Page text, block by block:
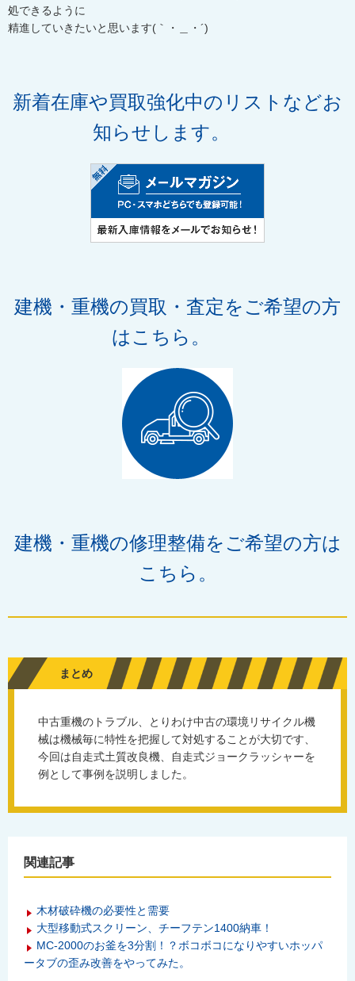
処できるように
精進していきたいと思います(｀・＿・´)ゞ
新着在庫や買取強化中のリストなどお
知らせします。
建機・重機の買取・査定をご希望の方
はこちら。
建機・重機の修理整備をご希望の方は
こちら。
まとめ
中古重機のトラブル、とりわけ中古の環境リサイクル機
械は機械毎に特性を把握して対処することが大切です、
今回は自走式土質改良機、自走式ジョークラッシャーを
例として事例を説明しました。
関連記事
木材破砕機の必要性と需要
大型移動式スクリーン、チーフテン1400納車！
MC-2000のお釜を3分割！？ボコボコになりやすいホッパ
ータブの歪み改善をやってみた。